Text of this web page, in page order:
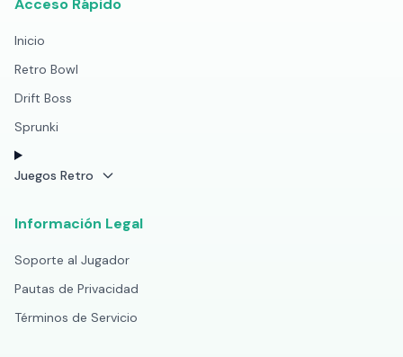
Acceso Rápido
Inicio
Retro Bowl
Drift Boss
Sprunki
Juegos Retro
Información Legal
Soporte al Jugador
Pautas de Privacidad
Términos de Servicio